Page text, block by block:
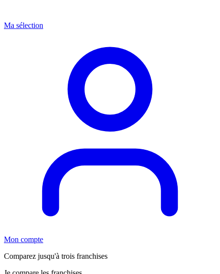
Ma sélection
Mon compte
Comparez jusqu'à trois franchises